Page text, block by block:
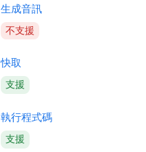
生成音訊
不支援
快取
支援
執行程式碼
支援